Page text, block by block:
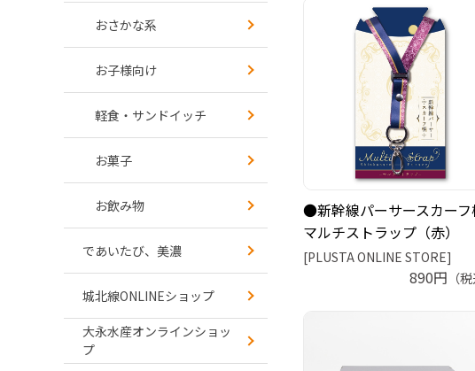
おさかな系
お子様向け
軽食・サンドイッチ
お菓子
お飲み物
であいたび、美濃
城北線ONLINEショップ
大永水産オンラインショッ
プ
●新幹線パーサースカーフ
マルチストラップ（赤）
[PLUSTA ONLINE STORE]
890円 （